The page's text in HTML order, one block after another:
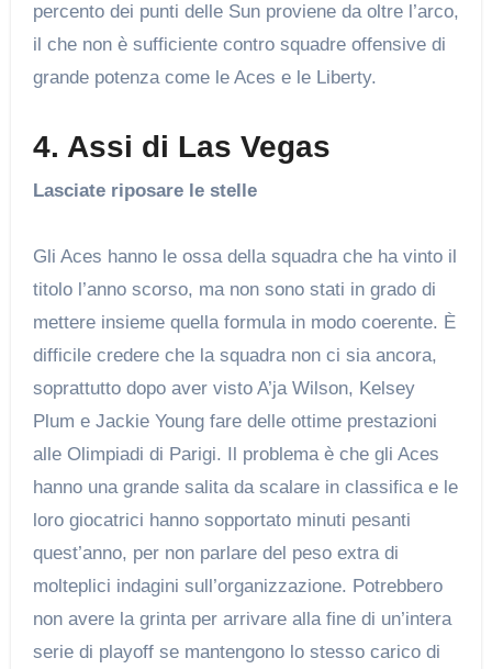
percento dei punti delle Sun proviene da oltre l’arco,
il che non è sufficiente contro squadre offensive di
grande potenza come le Aces e le Liberty.
4. Assi di Las Vegas
Lasciate riposare le stelle
Gli Aces hanno le ossa della squadra che ha vinto il
titolo l’anno scorso, ma non sono stati in grado di
mettere insieme quella formula in modo coerente. È
difficile credere che la squadra non ci sia ancora,
soprattutto dopo aver visto A’ja Wilson, Kelsey
Plum e Jackie Young fare delle ottime prestazioni
alle Olimpiadi di Parigi. Il problema è che gli Aces
hanno una grande salita da scalare in classifica e le
loro giocatrici hanno sopportato minuti pesanti
quest’anno, per non parlare del peso extra di
molteplici indagini sull’organizzazione. Potrebbero
non avere la grinta per arrivare alla fine di un’intera
serie di playoff se mantengono lo stesso carico di